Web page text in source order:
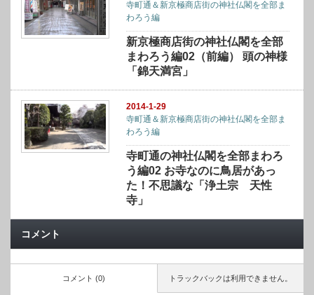
寺町通＆新京極商店街の神社仏閣を全部ま
わろう編
新京極商店街の神社仏閣を全部
まわろう編02（前編） 頭の神様
「錦天満宮」
2014-1-29
寺町通＆新京極商店街の神社仏閣を全部ま
わろう編
寺町通の神社仏閣を全部まわろ
う編02 お寺なのに鳥居があっ
た！不思議な「浄土宗 天性
寺」
コメント
トラックバックは利用できません。
コメント (0)